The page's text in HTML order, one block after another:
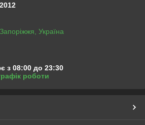
Україна
з 08:00 до 23:30
роботи